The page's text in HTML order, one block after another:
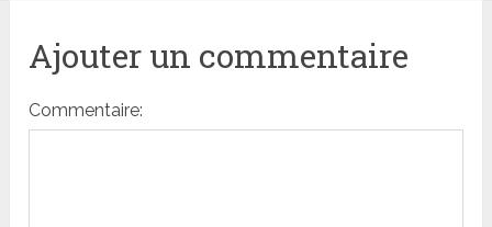
Ajouter un commentaire
Commentaire: